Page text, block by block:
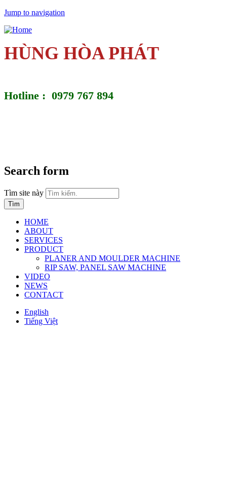
Jump to navigation
HÙNG HÒA PHÁT
Hotline : 0979 767 894
Search form
Tìm site này
HOME
ABOUT
SERVICES
PRODUCT
PLANER AND MOULDER MACHINE
RIP SAW, PANEL SAW MACHINE
VIDEO
NEWS
CONTACT
English
Tiếng Việt